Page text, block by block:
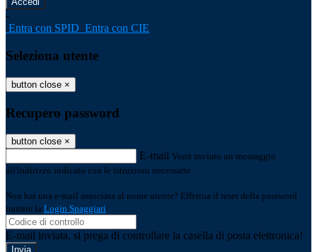
-
Entra con SPID Entra con CIE
Seleziona utente
button close ×
Recupero password
button close ×
E-mail Verrà inviato un messaggio
all'indirizzo indicato con le istruzioni necessarie.
Non hai una e-mail associata al nome utente? Effettua il reset della password
tramite la Login Spaggiari
E-mail inviata, si prega di controllare la casella di posta elettronica!